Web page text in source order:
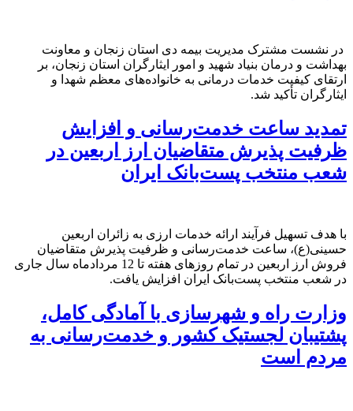
در نشست مشترک مدیریت بیمه دی استان زنجان و معاونت
بهداشت و درمان بنیاد شهید و امور ایثارگران استان زنجان، بر
ارتقای کیفیت خدمات درمانی به خانواده‌های معظم شهدا و
ایثارگران تأکید شد.
تمدید ساعت خدمت‌رسانی و افزایش
ظرفیت پذیرش متقاضیان ارز اربعین در
شعب منتخب پست‌بانک ایران
با هدف تسهیل فرآیند ارائه خدمات ارزی به زائران اربعین
حسینی(ع)، ساعت خدمت‌رسانی و ظرفیت پذیرش متقاضیان
فروش ارز اربعین در تمام روزهای هفته تا 12 مردادماه سال جاری
در شعب منتخب پست‌بانک ایران افزایش یافت.
وزارت راه و شهرسازی با آمادگی کامل،
پشتیبان لجستیک کشور و خدمت‌رسانی به
مردم است